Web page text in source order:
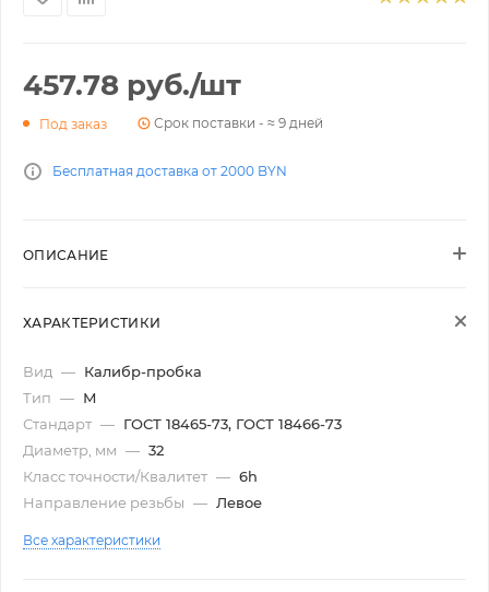
457.78 руб./шт
Под заказ Срок поставки - ≈ 9 дней
Бесплатная доставка от 2000 BYN
ОПИСАНИЕ
ХАРАКТЕРИСТИКИ
Вид — Калибр-пробка
Тип — М
Стандарт — ГОСТ 18465-73, ГОСТ 18466-73
Диаметр, мм — 32
Класс точности/Квалитет — 6h
Направление резьбы — Левое
Все характеристики